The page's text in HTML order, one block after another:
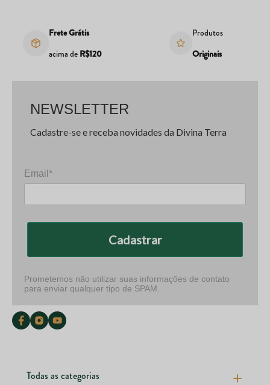
Frete Grátis
acima de R$120
Produtos
Originais
NEWSLETTER
Cadastre-se e receba novidades da Divina Terra
Email*
Cadastrar
Prometemos não utilizar suas informações de contato
para enviar qualquer tipo de SPAM.
Todas as categorias